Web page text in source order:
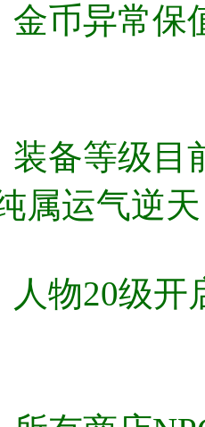
金币异常
装备等级
属运气逆
人物20级开